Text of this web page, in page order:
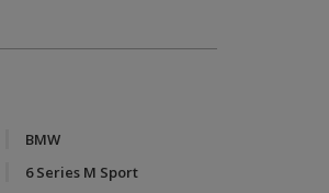
BMW
6 Series M Sport